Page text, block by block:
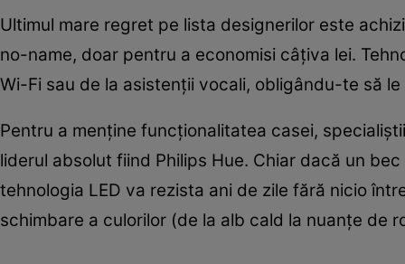
Ultimul mare regret pe lista designerilor este
no-name, doar pentru a economisi câțiva lei.
Wi-Fi sau de la asistenții vocali, obligându-te să
Pentru a menține funcționalitatea casei,
liderul absolut fiind Philips Hue. Chiar dacă un
tehnologia LED va rezista ani de zile fără nicio
schimbare a culorilor (de la alb cald la nuanțe de